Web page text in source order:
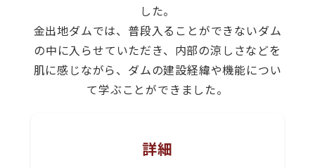
した。
金出地ダムでは、普段入ることができないダム
の中に入らせていただき、内部の涼しさなどを
肌に感じながら、ダムの建設経緯や機能につい
て学ぶことができました。
詳細